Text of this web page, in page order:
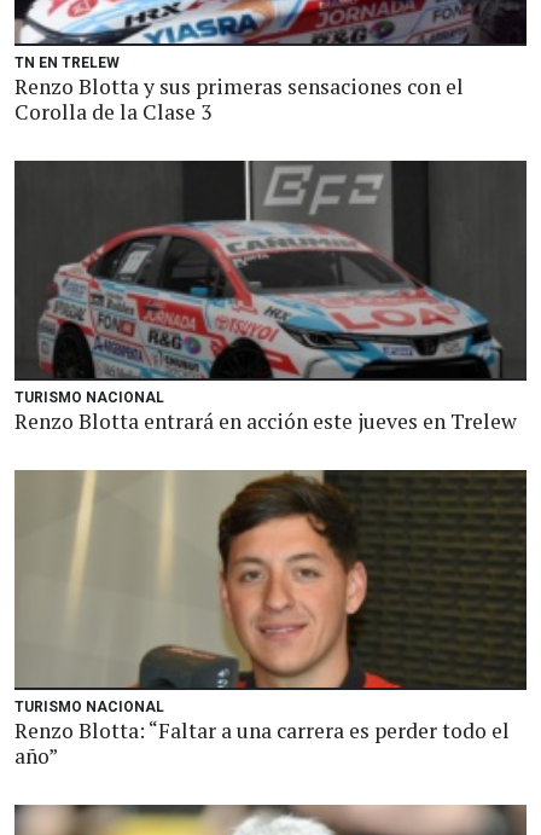
TN EN TRELEW
Renzo Blotta y sus primeras sensaciones con el
Corolla de la Clase 3
TURISMO NACIONAL
Renzo Blotta entrará en acción este jueves en Trelew
TURISMO NACIONAL
Renzo Blotta: “Faltar a una carrera es perder todo el
año”